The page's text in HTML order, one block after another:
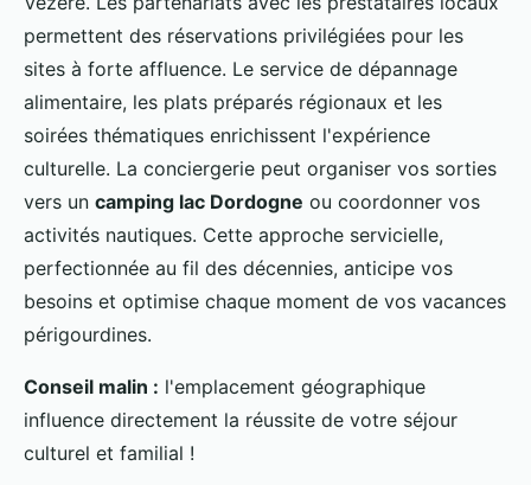
permettent des réservations privilégiées pour les
sites à forte affluence. Le service de dépannage
alimentaire, les plats préparés régionaux et les
soirées thématiques enrichissent l'expérience
culturelle. La conciergerie peut organiser vos sorties
vers un camping lac Dordogne ou coordonner vos
activités nautiques. Cette approche servicielle,
perfectionnée au fil des décennies, anticipe vos
besoins et optimise chaque moment de vos vacances
périgourdines.
Conseil malin : l'emplacement géographique
influence directement la réussite de votre séjour
culturel et familial !